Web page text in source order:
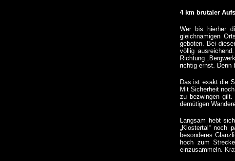
4 km brutaler
Wer bis hierher
gleichnamigen
geboten. Bei
völlig
Richtung
richtig ernst. Denn
Das ist exakt die
Mit Sicherheit
zu bezwingen
demütigen
Langsam hebt
„Klostertal“ noch
besonderes
hoch zum
einzusammeln.